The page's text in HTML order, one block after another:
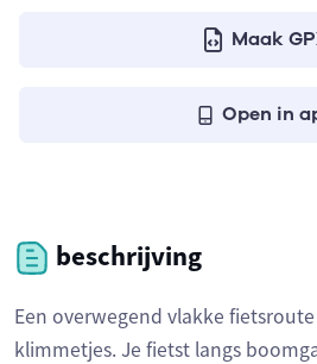
Maak
Open in
beschrijving
Een overwegend vlakke
klimmetjes. Je fietst langs